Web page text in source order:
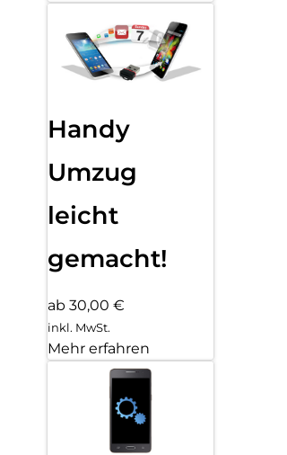
Handy
Umzug
leicht
gemacht!
ab 30,00 €
inkl. MwSt.
Mehr erfahren